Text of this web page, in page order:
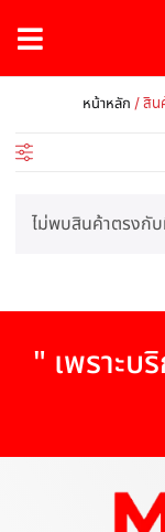
หน้าหลัก / สิน
ไม่พบสินค้าตรงกั
" เพราะบ